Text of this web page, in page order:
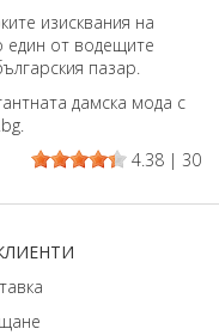
изисквания на
един от водещите
пазар.
дамска мода с
4.38 | 30